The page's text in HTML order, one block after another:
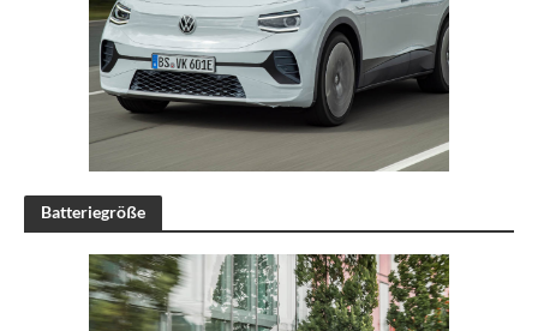
Batteriegröße